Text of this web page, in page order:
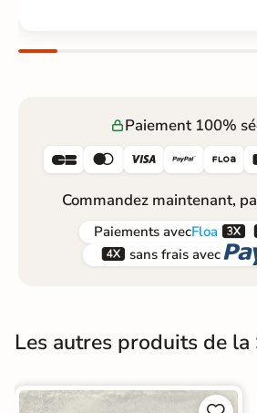
Paiement 100%
    
Commandez maintenant,
Paiements avecFloa 
 sans frais avec
Les autres produits de